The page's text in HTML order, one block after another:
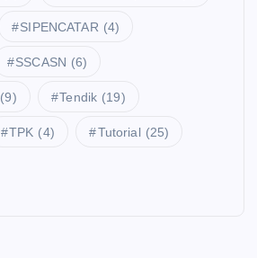
SIPENCATAR (4)
SSCASN (6)
(9) Tendik (19)
TPK (4) Tutorial (25)